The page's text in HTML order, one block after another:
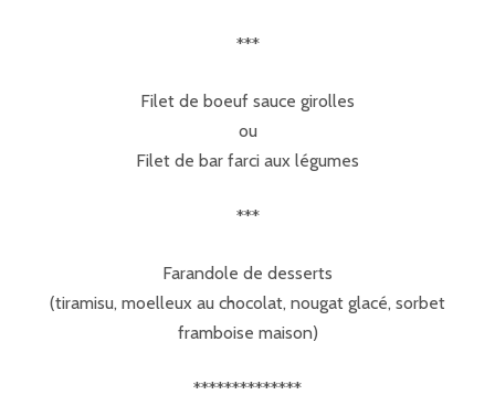
***
Filet de boeuf sauce girolles
ou
Filet de bar farci aux légumes
***
Farandole de desserts
(tiramisu, moelleux au chocolat, nougat glacé, sorbet
framboise maison)
**************